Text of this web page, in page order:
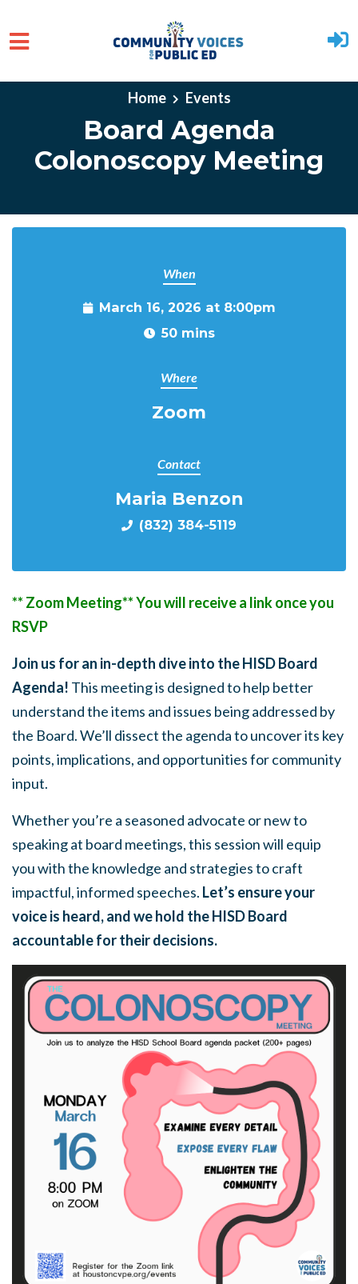
Skip to main content
Home Events
Board Agenda
Colonoscopy Meeting
When
March 16, 2026 at 8:00pm
50 mins
Where
Zoom
Contact
Maria Benzon
(832) 384-5119
** Zoom Meeting** You will receive a link once you
RSVP
Join us for an in-depth dive into the HISD Board
Agenda! This meeting is designed to help better
understand the items and issues being addressed by
the Board. We’ll dissect the agenda to uncover its key
points, implications, and opportunities for community
input.
Whether you’re a seasoned advocate or new to
speaking at board meetings, this session will equip
you with the knowledge and strategies to craft
impactful, informed speeches. Let’s ensure your
voice is heard, and we hold the HISD Board
accountable for their decisions.